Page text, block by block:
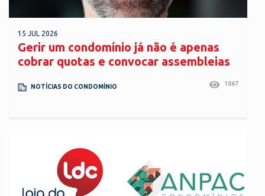
15 JUL 2026
Gerir um condomínio já não é apenas
cobrar quotas e convocar assembleias
NOTÍCIAS DO CONDOMÍNIO 1067